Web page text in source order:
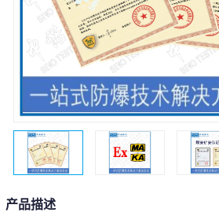
产品描述